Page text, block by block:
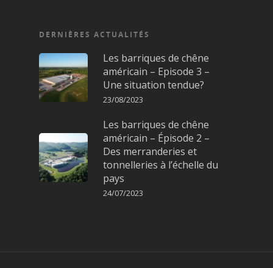
DERNIÈRES ACTUALITÉS
Les barriques de chêne
américain – Episode 3 –
Une situation tendue?
23/08/2023
Les barriques de chêne
américain – Épisode 2 –
Des merranderies et
tonnelleries à l’échelle du
pays
24/07/2023